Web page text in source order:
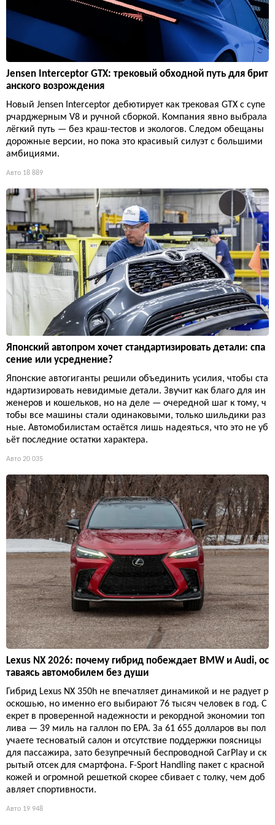
Jensen Interceptor GTX: трековый обходной путь для брит
анского возрождения
Новый Jensen Interceptor дебютирует как трековая GTX с супе
рчарджерным V8 и ручной сборкой. Компания явно выбрала
лёгкий путь — без краш-тестов и экологов. Следом обещаны
дорожные версии, но пока это красивый силуэт с большими
амбициями.
Авто 18 889
Японский автопром хочет стандартизировать детали: спа
сение или усреднение?
Японские автогиганты решили объединить усилия, чтобы ста
ндартизировать невидимые детали. Звучит как благо для ин
женеров и кошельков, но на деле — очередной шаг к тому, ч
тобы все машины стали одинаковыми, только шильдики раз
ные. Автомобилистам остаётся лишь надеяться, что это не уб
ьёт последние остатки характера.
Авто 20 035
Lexus NX 2026: почему гибрид побеждает BMW и Audi, ос
таваясь автомобилем без души
Гибрид Lexus NX 350h не впечатляет динамикой и не радует р
оскошью, но именно его выбирают 76 тысяч человек в год. С
екрет в проверенной надежности и рекордной экономии топ
лива — 39 миль на галлон по EPA. За 61 655 долларов вы пол
учаете тесноватый салон и отсутствие поддержки поясницы
для пассажира, зато безупречный беспроводной CarPlay и ск
рытый отсек для смартфона. F-Sport Handling пакет с красной
кожей и огромной решеткой скорее сбивает с толку, чем доб
авляет спортивности.
Авто 19 948